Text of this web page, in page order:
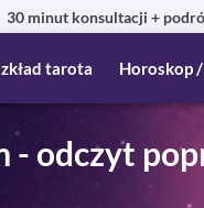
30 minut konsultacji +
tarota Horoskop
- odczyt